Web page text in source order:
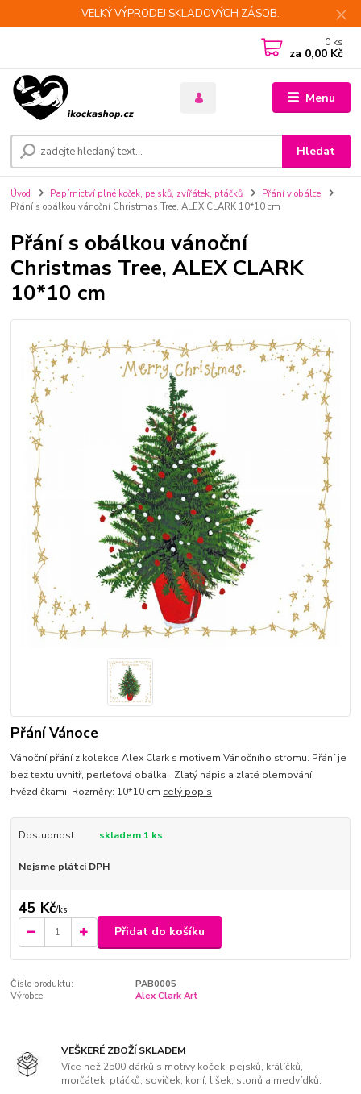
VELKÝ VÝPRODEJ SKLADOVÝCH ZÁSOB.
Menu
Hledat
0 ks
za 0,00 Kč
Úvod Papírnictví plné koček, pejsků, zvířátek, ptáčků
Přání v obálce
Přání s obálkou vánoční Christmas Tree, ALEX CLARK 10*10 cm
Přání s obálkou vánoční
Christmas Tree, ALEX CLARK
10*10 cm
Přání Vánoce
Vánoční přání z kolekce Alex Clark s motivem Vánočního stromu. Přání je
bez textu uvnitř, perleťová obálka. Zlatý nápis a zlaté olemování
hvězdičkami. Rozměry: 10*10 cm celý popis
Dostupnost skladem 1 ks
Nejsme plátci DPH
45 Kč/ks
Přidat do košíku
Číslo produktu:
PAB0005
Výrobce:
Alex Clark Art
VEŠKERÉ ZBOŽÍ SKLADEM
Více než 2500 dárků s motivy koček, pejsků, králíčků,
morčátek, ptáčků, soviček, koní, lišek, slonů a medvídků.